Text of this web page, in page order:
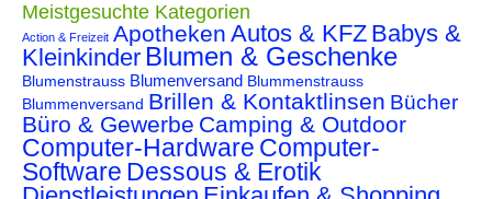
Meistgesuchte Kategorien
Action & Freizeit Apotheken Autos & KFZ Babys &
Kleinkinder Blumen & Geschenke
Blumenstrauss Blumenversand Blummenstrauss
Blummenversand Brillen & Kontaktlinsen Bücher
Büro & Gewerbe Camping & Outdoor
Computer-Hardware Computer-
Software Dessous & Erotik